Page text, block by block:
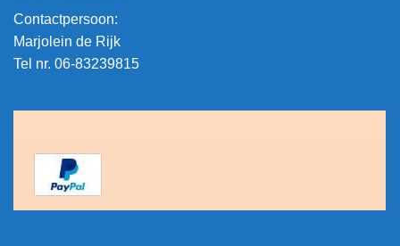
Contactpersoon:
Marjolein de Rijk
Tel nr. 06-83239815